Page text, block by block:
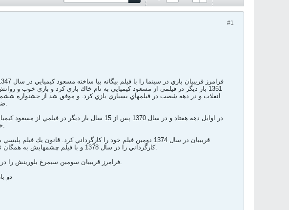
#1
1351 بار ديگر در فيلمي از مسعود كيميايي به نام خاك بازي كرد و بازي خوب و
انقلاب و در دهه شصت در فيلمهاي بسياري بازي كرد. و موفق شد از جشنواره ششم
ضمن در سال 1365 طعم كارگرداني را هم با فيلم يابل قبول جدال در تاسوكي چشيده است.
در اوايل دهه هفتاد و در سال 1370 پس از 15 سال
خوبش در اين فيلم را از جشنواره يازدهم فيلم فجر بخاطر بازي در فيلم بندر مه آلود گرفت.
قريبيان در سال 1374 دومين فيلم خود را كارگرداني كرد. قانون
كارگرداني را در سال 1378 و با فيلم چشمهايش به همگان ثابت كرد. فيلمي شسته رفته با فصلهايي ماندگار با نگاه به داستان داش آكل صادق هدايت.
فرامرز قريبيان سومين سيمرغ بلورينش را در جشنواره هجدهم فيلم فجر را براي بازي در ملودرام خوش ساخت مرد باراني بدست آورد.
دو